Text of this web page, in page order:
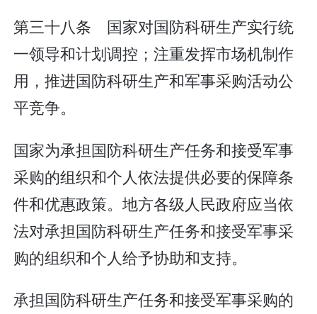
第三十八条 国家对国防科研生产实行统
一领导和计划调控；注重发挥市场机制作
用，推进国防科研生产和军事采购活动公
平竞争。
国家为承担国防科研生产任务和接受军事
采购的组织和个人依法提供必要的保障条
件和优惠政策。地方各级人民政府应当依
法对承担国防科研生产任务和接受军事采
购的组织和个人给予协助和支持。
承担国防科研生产任务和接受军事采购的